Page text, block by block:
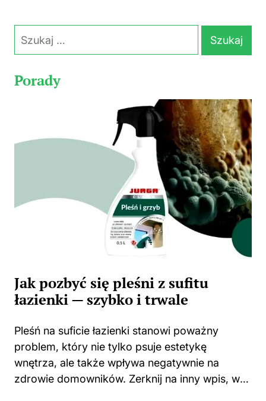
Szukaj:
Porady
Jak pozbyć się pleśni z sufitu
łazienki — szybko i trwale
Pleśń na suficie łazienki stanowi poważny
problem, który nie tylko psuje estetykę
wnętrza, ale także wpływa negatywnie na
zdrowie domowników. Zerknij na inny wpis, w